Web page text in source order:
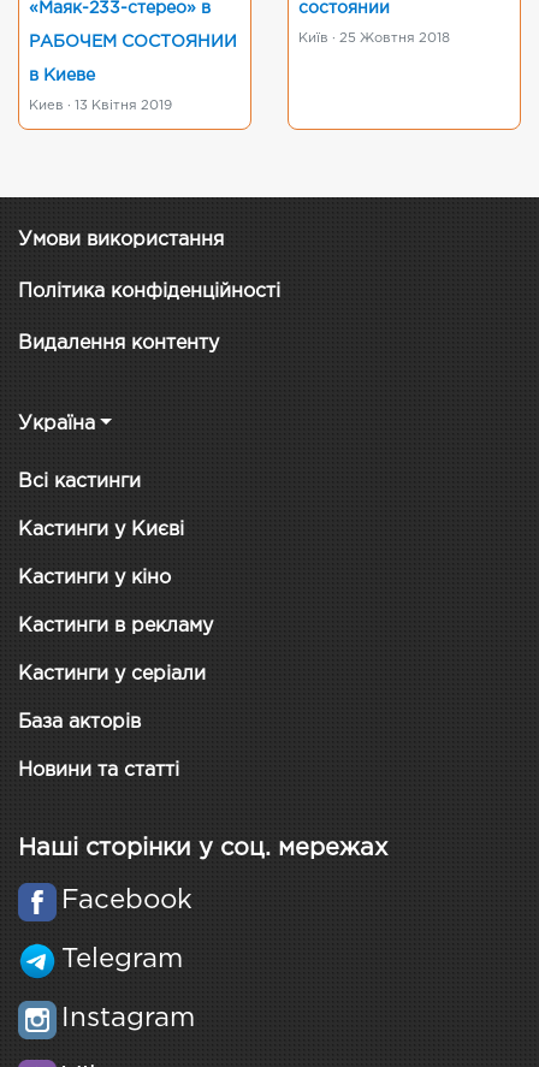
«Маяк-233-стерео» в
РАБОЧЕМ СОСТОЯНИИ
в Киеве
Киев · 13 Квітня 2019
состоянии
Київ · 25 Жовтня 2018
Умови використання
Політика конфіденційності
Видалення контенту
Україна
Всі кастинги
Кастинги у Києві
Кастинги у кіно
Кастинги в рекламу
Кастинги у серіали
База акторів
Новини та статті
Наші сторінки у соц. мережах
Facebook
Telegram
Instagram